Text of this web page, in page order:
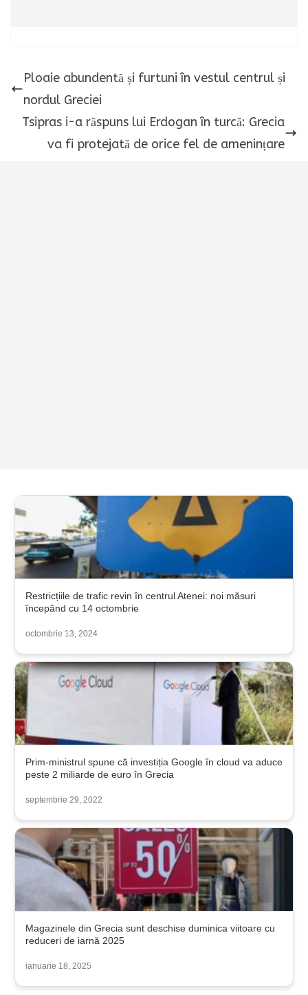
Ploaie abundentă și furtuni în vestul centrul și
nordul Greciei
Tsipras i-a răspuns lui Erdogan în turcă: Grecia
va fi protejată de orice fel de amenințare
Restricțiile de trafic revin în centrul Atenei: noi măsuri
începând cu 14 octombrie
octombrie 13, 2024
Prim-ministrul spune că investiția Google în cloud va aduce
peste 2 miliarde de euro în Grecia
septembrie 29, 2022
Magazinele din Grecia sunt deschise duminica viitoare cu
reduceri de iarnă 2025
ianuarie 18, 2025